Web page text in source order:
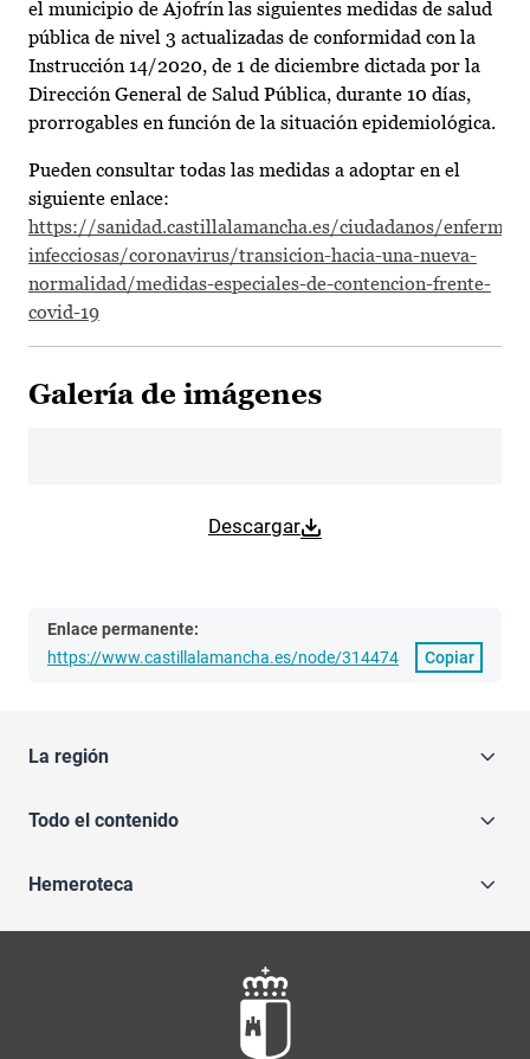
el municipio de Ajofrín las siguientes medidas de salud
pública de nivel 3 actualizadas de conformidad con la
Instrucción 14/2020, de 1 de diciembre dictada por la
Dirección General de Salud Pública, durante 10 días,
prorrogables en función de la situación epidemiológica.
Pueden consultar todas las medidas a adoptar en el
siguiente enlace:
https://sanidad.castillalamancha.es/ciudadanos/
infecciosas/coronavirus/transicion-hacia-una-nueva-
normalidad/medidas-especiales-de-contencion-frente-
covid-19
Galería de imágenes
Descargar
Enlace permanente:
https://www.castillalamancha.es/node/314474
Copiar
La región
Todo el contenido
Hemeroteca